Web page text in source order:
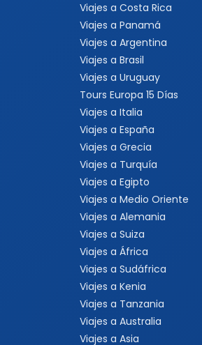
Viajes a Costa Rica
Viajes a Panamá
Viajes a Argentina
Viajes a Brasil
Viajes a Uruguay
Tours Europa 15 Días
Viajes a Italia
Viajes a España
Viajes a Grecia
Viajes a Turquía
Viajes a Egipto
Viajes a Medio Oriente
Viajes a Alemania
Viajes a Suiza
Viajes a África
Viajes a Sudáfrica
Viajes a Kenia
Viajes a Tanzania
Viajes a Australia
Viajes a Asia